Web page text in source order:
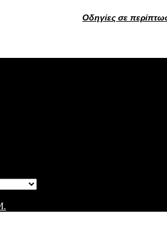
Οδηγίες σε